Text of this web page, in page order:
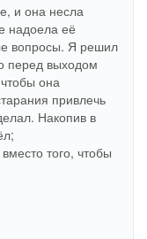
и она несла
надоела её
вопросы. Я решил
перед выходом
она
привлечь
Накопив в
того, чтобы